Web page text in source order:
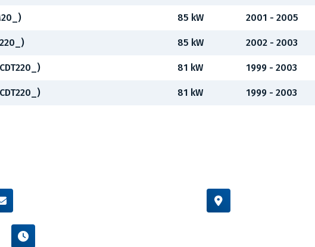
85 kW 2001 - 2005
85 kW 2002 - 2003
81 kW 1999 - 2003
81 kW 1999 - 2003